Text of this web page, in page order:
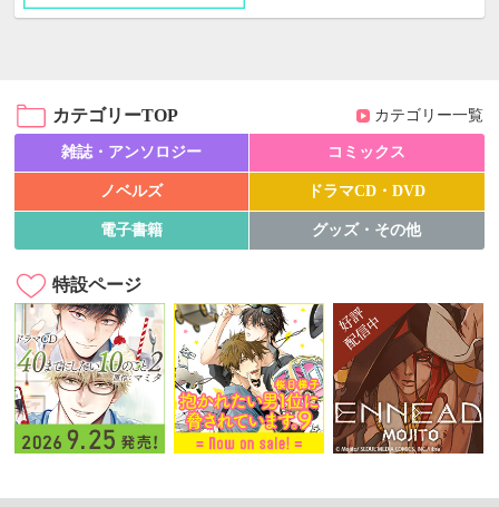
カテゴリーTOP カテゴリー一覧
雑誌・アンソロジー コミックス
ノベルズ ドラマCD・DVD
電子書籍 グッズ・その他
特設ページ